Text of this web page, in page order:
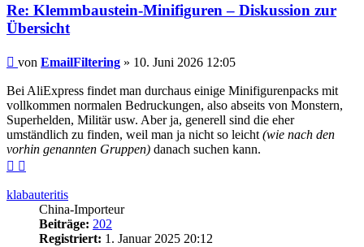
Re: Klemmbaustein-Minifiguren – Diskussion zur
Übersicht
Beitrag
von EmailFiltering » 10. Juni 2026 12:05
Bei AliExpress findet man durchaus einige Minifigurenpacks mit
vollkommen normalen Bedruckungen, also abseits von Monstern,
Superhelden, Militär usw. Aber ja, generell sind die eher
umständlich zu finden, weil man ja nicht so leicht (wie nach den
vorhin genannten Gruppen) danach suchen kann.
Nach
(Seite)
(Beitrag)
klabauteritis
China-Importeur
Beiträge: 202
Registriert: 1. Januar 2025 20:12